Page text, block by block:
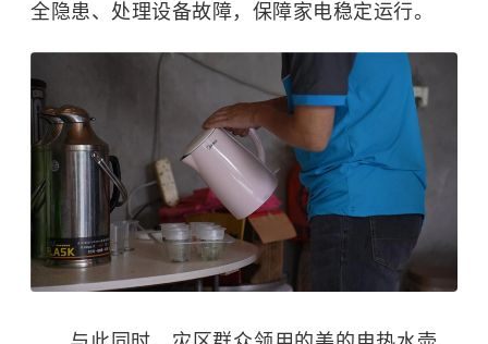
全隐患、处理设备故障，保障家电稳定运行。